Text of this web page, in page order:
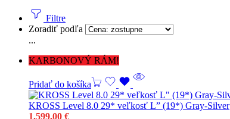
Filtre
Zoradiť podľa
...
KARBONOVÝ RÁM!
Pridať do košíka
KROSS Level 8.0 29* veľkosť L” (19*) Gray-Silver
1.599,00 €